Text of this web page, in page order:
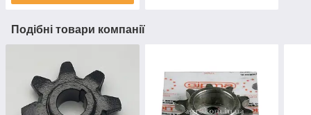
Подібні товари компанії